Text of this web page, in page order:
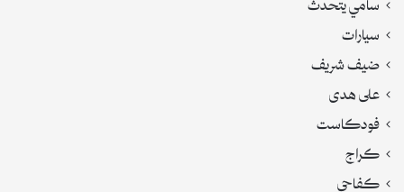
سيارات
ضيف شريف
على هدى
فودكاست
كراج
كفاحي